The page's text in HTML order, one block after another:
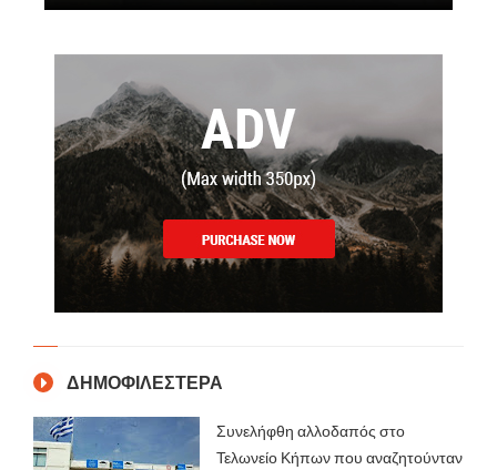
ΔΗΜΟΦΙΛΕΣΤΕΡΑ
Συνελήφθη αλλοδαπός στο
Τελωνείο Κήπων που αναζητούνταν